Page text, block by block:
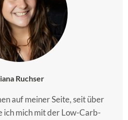
Ruchser
auf meiner Seite, seit über
ich mich mit der Low-Carb-